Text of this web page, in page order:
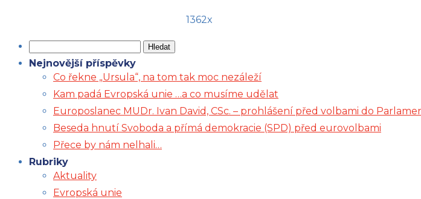
1362x
Nejnovější příspěvky
Co řekne „Ursula“, na tom tak moc nezáleží
Kam padá Evropská unie …a co musíme udělat
Europoslanec MUDr. Ivan David, CSc. – prohlášení před volbami do
Beseda hnutí Svoboda a přímá demokracie (SPD) před eurovolbami
Přece by nám nelhali…
Rubriky
Aktuality
Evropská unie